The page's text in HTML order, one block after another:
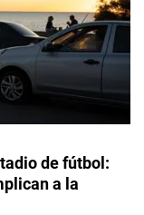
de fútbol:
a la